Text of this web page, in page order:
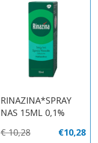
RINAZINA*SPRAY
NAS 15ML 0,1%
€10,28
€ 10,28